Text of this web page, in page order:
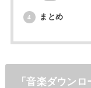
4 まとめ
「音楽ダウン